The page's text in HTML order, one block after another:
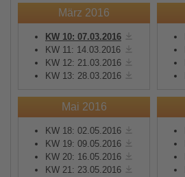
März 2016
KW 10: 07.03.2016
KW 11: 14.03.2016
KW 12: 21.03.2016
KW 13: 28.03.2016
Mai 2016
KW 18: 02.05.2016
KW 19: 09.05.2016
KW 20: 16.05.2016
KW 21: 23.05.2016